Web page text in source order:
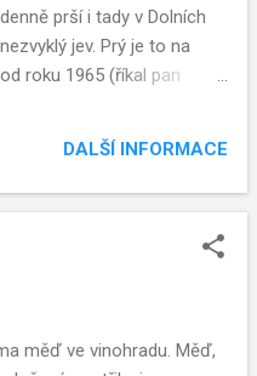
prší i tady v Dolních
jev. Prý je to na
roku 1965 (říkal pan
rokem za posledních pár
DALŠÍ INFORMACE
měď ve vinohradu. Měď,